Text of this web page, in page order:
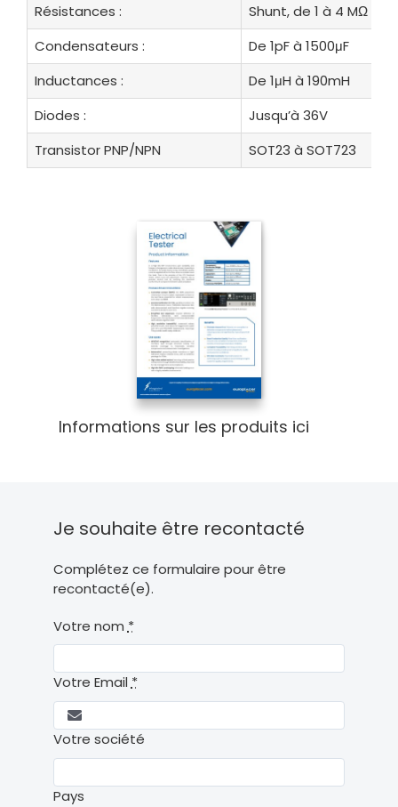
Résistances :
Shunt, de 1 à 4 MΩ
Condensateurs :
De 1pF à 1500μF
Inductances :
De 1μH à 190mH
Diodes :
Jusqu’à 36V
Transistor PNP/NPN
SOT23 à SOT723
Informations sur les produits ici
Je souhaite être recontacté
Complétez ce formulaire pour être
recontacté(e).
Votre nom *
Votre Email*
Votre société
Pays